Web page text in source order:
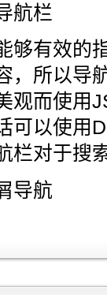
航栏
够有效的
，所以导
观而使用
可以使用
栏对于搜
导航